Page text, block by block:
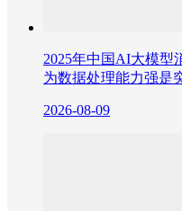
2025年中国AI大模型
为数据处理能力强是
2026-08-09